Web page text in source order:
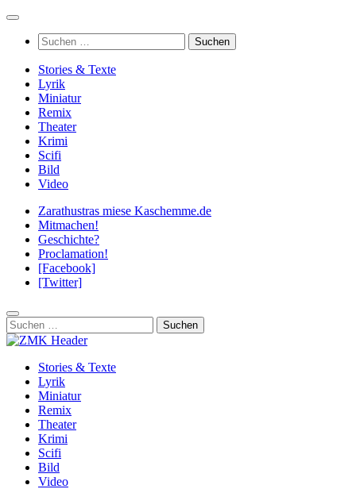
Zum
springenSuchen
nach:
Stories & Texte
Lyrik
Miniatur
Remix
Theater
Krimi
Scifi
Bild
Video
Zarathustras miese Kaschemme.de
Mitmachen!
Geschichte?
Proclamation!
[Facebook]
[Twitter]
Suchen
nach:
Stories & Texte
Lyrik
Miniatur
Remix
Theater
Krimi
Scifi
Bild
Video